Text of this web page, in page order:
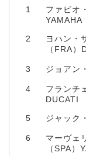
1
ファビオ
YAMAHA
2
ヨハン・
（FRA）
3 ジョアン
4
フランチ
DUCATI
5 ジャック
6
マーヴェ
（SPA）